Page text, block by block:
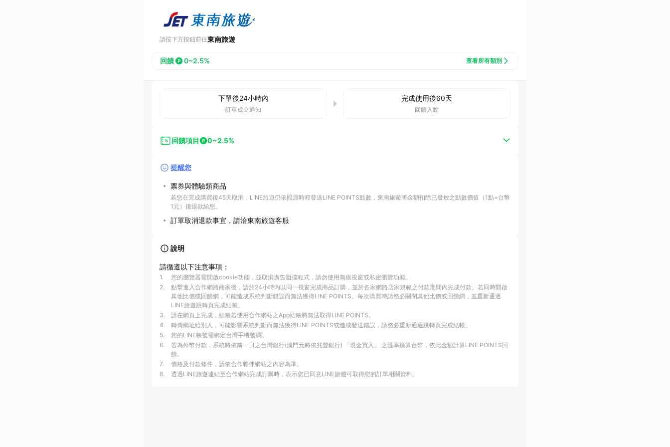
請按下方按鈕前往東南旅遊
回饋 0~2.5% 查看所有類別
下單後24小時內
訂單成立通知
完成使用後60天
回饋入點
回饋項目 0~2.5%
提醒您
票券與體驗類商品
若您在完成購買後45天取消，LINE旅遊仍依照原時程發送LINE POINTS點數，東南旅遊將金額扣除已發放之點數價值（1點=台幣
1元）後退款給您。
訂單取消退款事宜，請洽東南旅遊客服
說明
請循遵以下注意事項：
1.
您的瀏覽器需開啟cookie功能，並取消廣告阻擋程式，請勿使用無痕視窗或私密瀏覽功能。
2.
點擊進入合作網路商家後，請於24小時內以同一視窗完成商品訂購，並於各家網路店家規範之付款期間內完成付款。若同時開啟
其他比價或回饋網，可能造成系統判斷錯誤而無法獲得LINE POINTS。每次購買時請務必關閉其他比價或回饋網，並重新通過
LINE旅遊跳轉頁完成結帳。
3.
請在網頁上完成，結帳若使用合作網站之App結帳將無法取得LINE POINTS。
4.
轉傳網址給別人，可能影響系統判斷而無法獲得LINE POINTS或造成發送錯誤，請務必重新通過跳轉頁完成結帳。
5.
您的LINE帳號需綁定台灣手機號碼。
6.
若為外幣付款，系統將依前一日之台灣銀行(澳門元將依兆豐銀行) 「現金買入」 之匯率換算台幣，依此金額計算LINE POINTS回
饋。
7.
價格及付款條件，請依合作夥伴網站之內容為準。
8. 透過LINE旅遊連結至合作網站完成訂購時，表示您已同意LINE旅遊可取得您的訂單相關資料。